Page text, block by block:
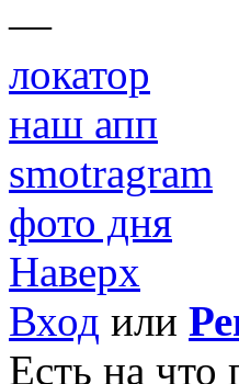
—
локатор
наш апп
smotragram
фото дня
Наверх
Вход или
Есть на что